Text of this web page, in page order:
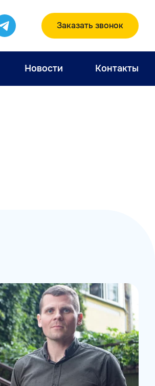
Заказать звонок
Новости Контакты